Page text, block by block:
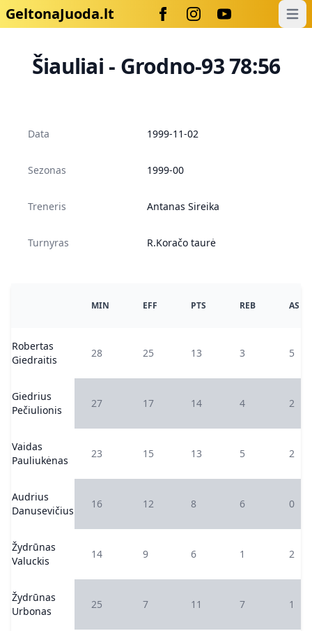
GeltonaJuoda.lt
Šiauliai - Grodno-93 78:56
Data 1999-11-02
Sezonas 1999-00
Treneris Antanas Sireika
Turnyras R.Koračo taurė
MIN EFF PTS REB AS
Robertas
Giedraitis
28 25 13 3 5
Giedrius
Pečiulionis
27 17 14 4 2
Vaidas
Pauliukėnas
23 15 13 5 2
Audrius
Danusevičius
16 12 8 6 0
Žydrūnas
Valuckis
14 9 6 1 2
Žydrūnas
Urbonas
25 7 11 7 1